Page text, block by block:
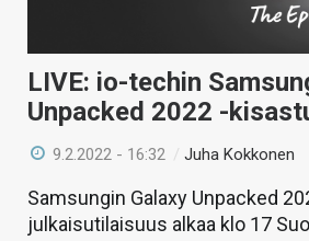
LIVE: io-techin
Unpacked 2022 -
9.2.2022 - 16:32 /Juha Kokkonen
Samsungin Galaxy Unpacked
julkaisutilaisuus alkaa klo 17